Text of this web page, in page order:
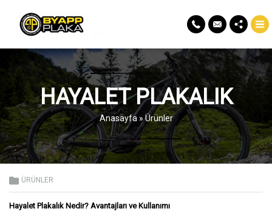
HAYALET PLAKALIK
Anasayfa »Ürünler
ÜRÜNLER
Hayalet Plakalık Nedir? Avantajları ve Kullanımı